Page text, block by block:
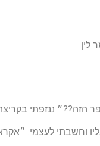
לין
הזה??״ ננזפתי
וחשבתי לעצמי: